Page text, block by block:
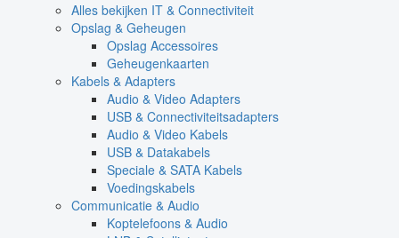
Alles bekijken IT & Connectiviteit
Opslag & Geheugen
Opslag Accessoires
Geheugenkaarten
Kabels & Adapters
Audio & Video Adapters
USB & Connectiviteitsadapters
Audio & Video Kabels
USB & Datakabels
Speciale & SATA Kabels
Voedingskabels
Communicatie & Audio
Koptelefoons & Audio